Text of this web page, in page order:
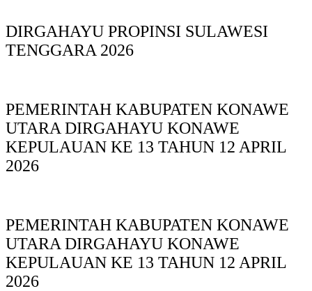
DIRGAHAYU PROPINSI SULAWESI
TENGGARA 2026
PEMERINTAH KABUPATEN KONAWE
UTARA DIRGAHAYU KONAWE
KEPULAUAN KE 13 TAHUN 12 APRIL
2026
PEMERINTAH KABUPATEN KONAWE
UTARA DIRGAHAYU KONAWE
KEPULAUAN KE 13 TAHUN 12 APRIL
2026